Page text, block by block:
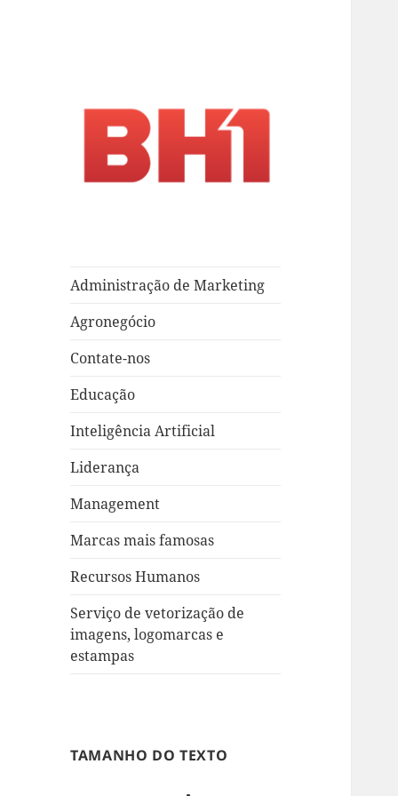
Administração de Marketing
Agronegócio
Contate-nos
Educação
Inteligência Artificial
Liderança
Management
Marcas mais famosas
Recursos Humanos
Serviço de vetorização de
imagens, logomarcas e
estampas
TAMANHO DO TEXTO
Decrease